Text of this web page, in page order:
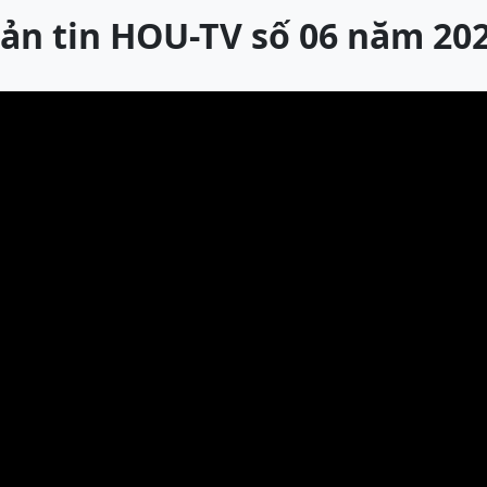
tin HOU-TV số 06 năm